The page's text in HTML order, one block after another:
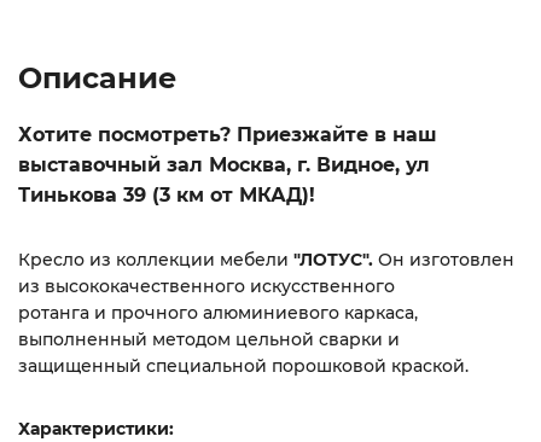
Описание
Хотите посмотреть? Приезжайте в наш
выставочный зал Москва, г. Видное, ул
Тинькова 39 (3 км от МКАД)!
Кресло из коллекции мебели "ЛОТУС". Он изготовлен
из высококачественного искусственного
ротанга и прочного алюминиевого каркаса,
выполненный методом цельной сварки и
защищенный специальной порошковой краской.
Характеристики: